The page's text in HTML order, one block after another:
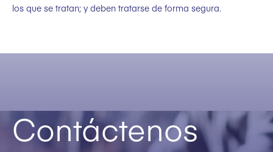
los que se tratan; y deben tratarse de forma segura.
Contáctenos